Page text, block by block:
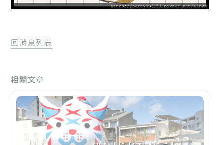
回消息列表
相關文章